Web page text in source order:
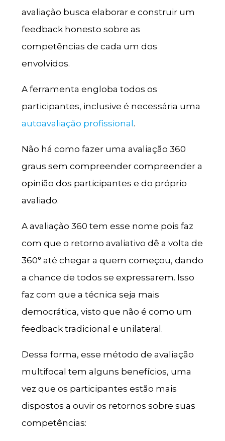
avaliação busca elaborar e construir um
feedback honesto sobre as
competências de cada um dos
envolvidos.
A ferramenta engloba todos os
participantes, inclusive é necessária uma
autoavaliação profissional.
Não há como fazer uma avaliação 360
graus sem compreender compreender a
opinião dos participantes e do próprio
avaliado.
A avaliação 360 tem esse nome pois faz
com que o retorno avaliativo dê a volta de
360° até chegar a quem começou, dando
a chance de todos se expressarem. Isso
faz com que a técnica seja mais
democrática, visto que não é como um
feedback tradicional e unilateral.
Dessa forma, esse método de avaliação
multifocal tem alguns benefícios, uma
vez que os participantes estão mais
dispostos a ouvir os retornos sobre suas
competências: